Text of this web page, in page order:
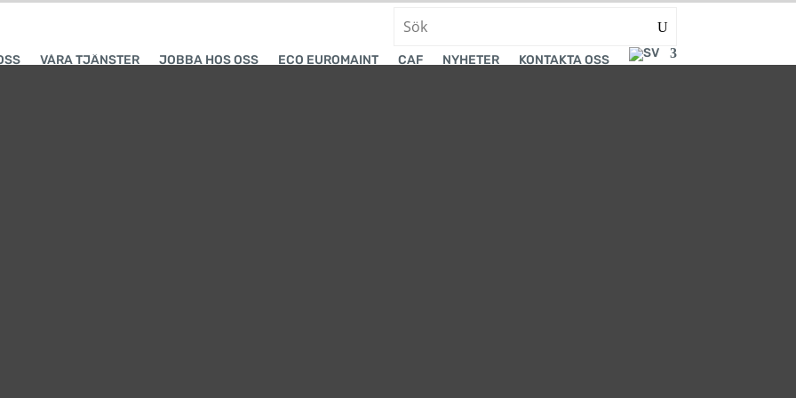
VÅRA TJÄNSTER JOBBA HOS OSS ECO EUROMAINT CAF NYHETER KONTAKTA OSS